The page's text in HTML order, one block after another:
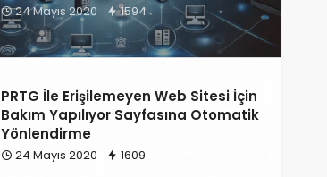
24 Mayıs 2020 1594
PRTG İle Erişilemeyen Web Sitesi İçin
Bakım Yapılıyor Sayfasına Otomatik
Yönlendirme
24 Mayıs 2020 1609